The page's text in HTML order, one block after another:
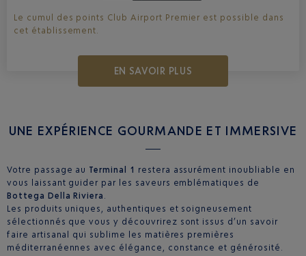
Le cumul des points Club Airport Premier est possible dans
cet établissement.
EN SAVOIR PLUS
UNE EXPÉRIENCE GOURMANDE ET IMMERSIVE
Votre passage au Terminal 1 restera assurément inoubliable en
vous laissant guider par les saveurs emblématiques de
Bottega Della Riviera
Les produits uniques, authentiques et soigneusement
sélectionnés que vous y découvrirez sont issus d’un savoir
faire artisanal qui sublime les matières premières
méditerranéennes avec élégance, constance et générosité.